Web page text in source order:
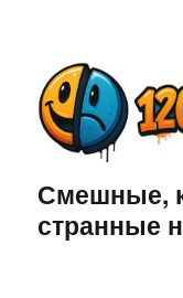
Смешные,
странные